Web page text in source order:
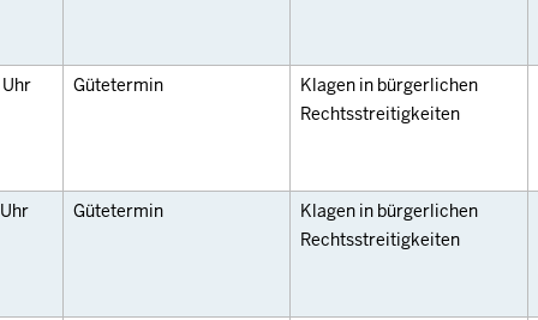
Uhr Gütetermin
Klagen in bürgerlichen
Rechtsstreitigkeiten
Uhr Gütetermin
Klagen in bürgerlichen
Rechtsstreitigkeiten